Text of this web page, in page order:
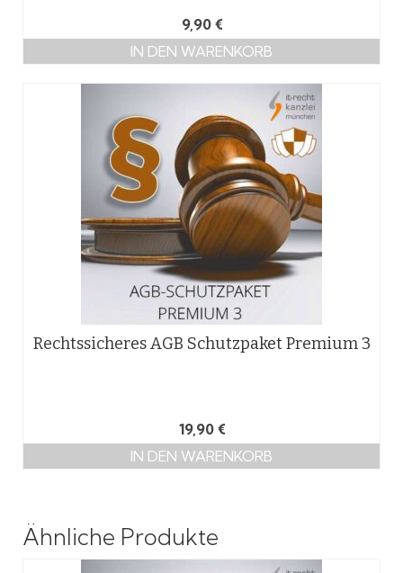
9,90 €
IN DEN WARENKORB
Rechtssicheres AGB Schutzpaket Premium 3
19,90 €
IN DEN WARENKORB
Ähnliche Produkte